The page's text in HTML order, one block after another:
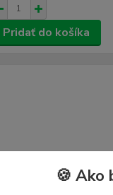
Pridať do košíka
🍪 Ako